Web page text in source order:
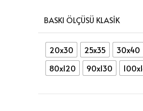
BASKI ÖLÇÜSÜ KLASIK
20x30 25x35 30x40
80x120
90x130